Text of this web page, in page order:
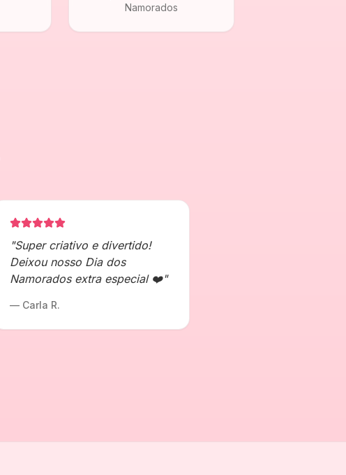
Namorados
"Super criativo e divertido!
Deixou nosso Dia dos
Namorados extra especial ❤️"
— Carla R.